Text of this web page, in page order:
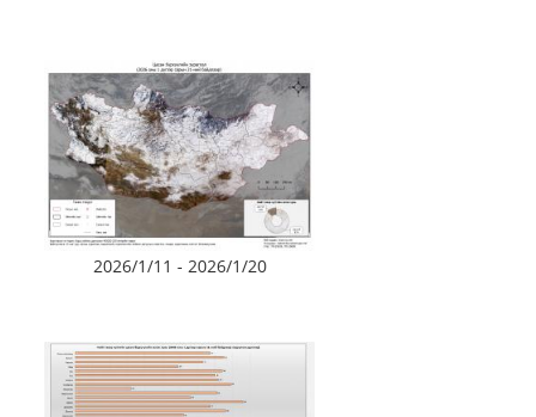
2026/1/11 - 2026/1/20